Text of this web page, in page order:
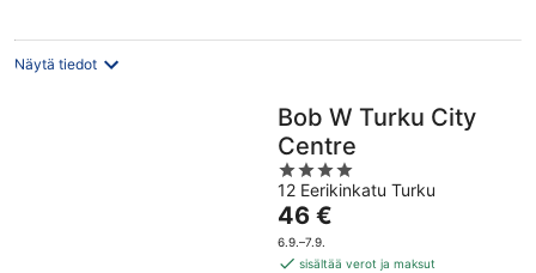
Näytä tiedot
Bob W Turku City
Centre
4
out
of
5
12 Eerikinkatu Turku
Hinta
on
46 €
46 €
6.9.–7.9.
sisältää verot ja maksut